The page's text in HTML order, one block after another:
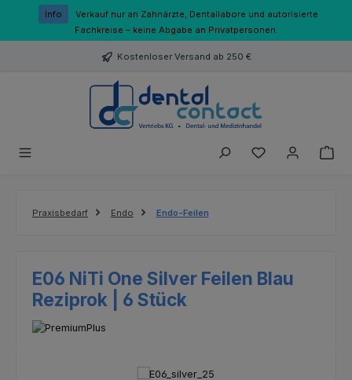
Zum Hauptinhalt springen
Info
Verkauf nur an Zahnärzte, Dentallabore und autorisierte
Fachkreise – keine Abgabe an Privatpersonen.
Kostenloser Versand ab 250 €
Du hast 0
Praxisbedarf Endo Endo-Feilen
E06 NiTi One Silver Feilen Blau
Reziprok | 6 Stück
Bildergalerie überspringen